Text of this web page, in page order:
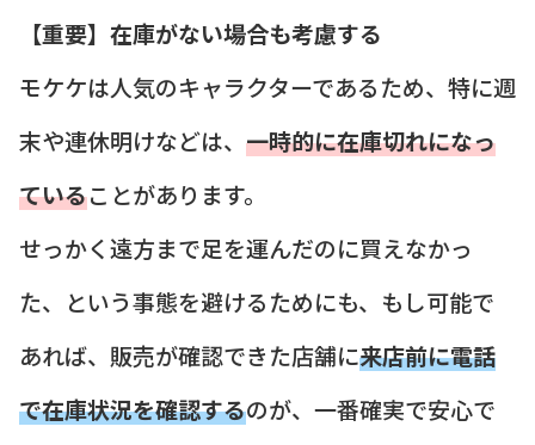
【重要】在庫がない場合も考慮する
モケケは人気のキャラクターであるため、特に週
末や連休明けなどは、 一時的に在庫切れになっ
ていることがあります。
せっかく遠方まで足を運んだのに買えなかっ
た、という事態を避けるためにも、もし可能で
あれば、販売が確認できた店舗に来店前に電話
で在庫状況を確認するのが、一番確実で安心で